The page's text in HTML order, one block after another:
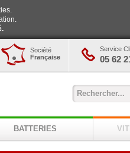
Société
Française
Service
05 62
BATTERIES